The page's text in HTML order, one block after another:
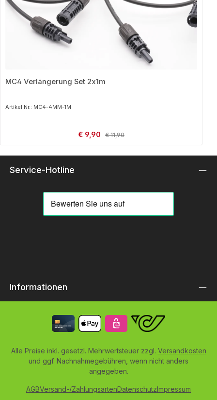
MC4 Verlängerung Set 2x1m
Artikel Nr.: MC4-4MM-1M
Verkaufspreis:
€ 9,90 Regulärer Preis:
€ 11,90
Service-Hotline
Informationen
Alle Preise inkl. gesetzl. Mehrwertsteuer zzgl. Versandkosten
und ggf. Nachnahmegebühren, wenn nicht anders
angegeben.
AGBVersand-/ZahlungsartenDatenschutzImpressum